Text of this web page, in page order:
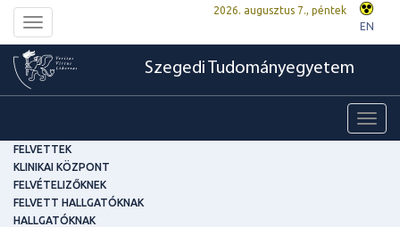
Toggle
navigation
2026. augusztus 7., péntek
EN
Szegedi Tudományegyetem
FELVETTEK
KLINIKAI KÖZPONT
FELVÉTELIZŐKNEK
FELVETT HALLGATÓKNAK
HALLGATÓKNAK